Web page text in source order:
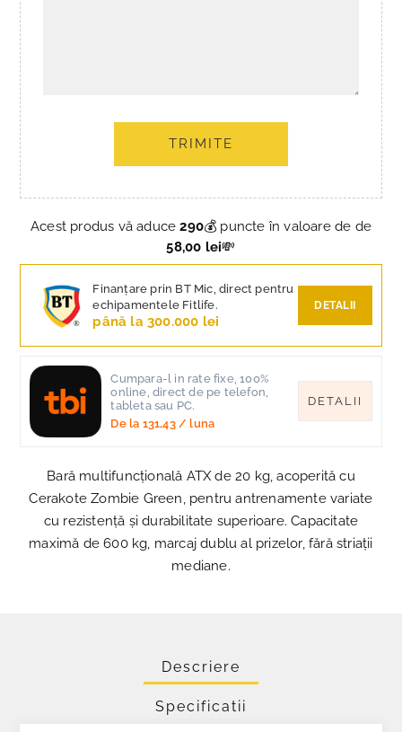
TRIMITE
Acest produs vă aduce290💰 puncte în valoare de de
58,00 lei💸
Finanțare prin BT Mic, direct pentru
echipamentele Fitlife.
până la 300.000 lei
DETALII
Cumpara-l in rate fixe, 100%
online, direct de pe telefon,
tableta sau PC.
De la 131,43/ luna
DETALII
Bară multifuncțională ATX de 20 kg, acoperită cu
Cerakote Zombie Green, pentru antrenamente variate
cu rezistență și durabilitate superioare. Capacitate
maximă de 600 kg, marcaj dublu al prizelor, fără striații
mediane.
Descriere
Specificatii